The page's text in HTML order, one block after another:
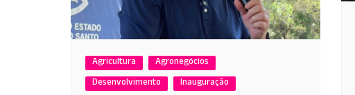
Agricultura
Agronegócios
Desenvolvimento
Inauguração